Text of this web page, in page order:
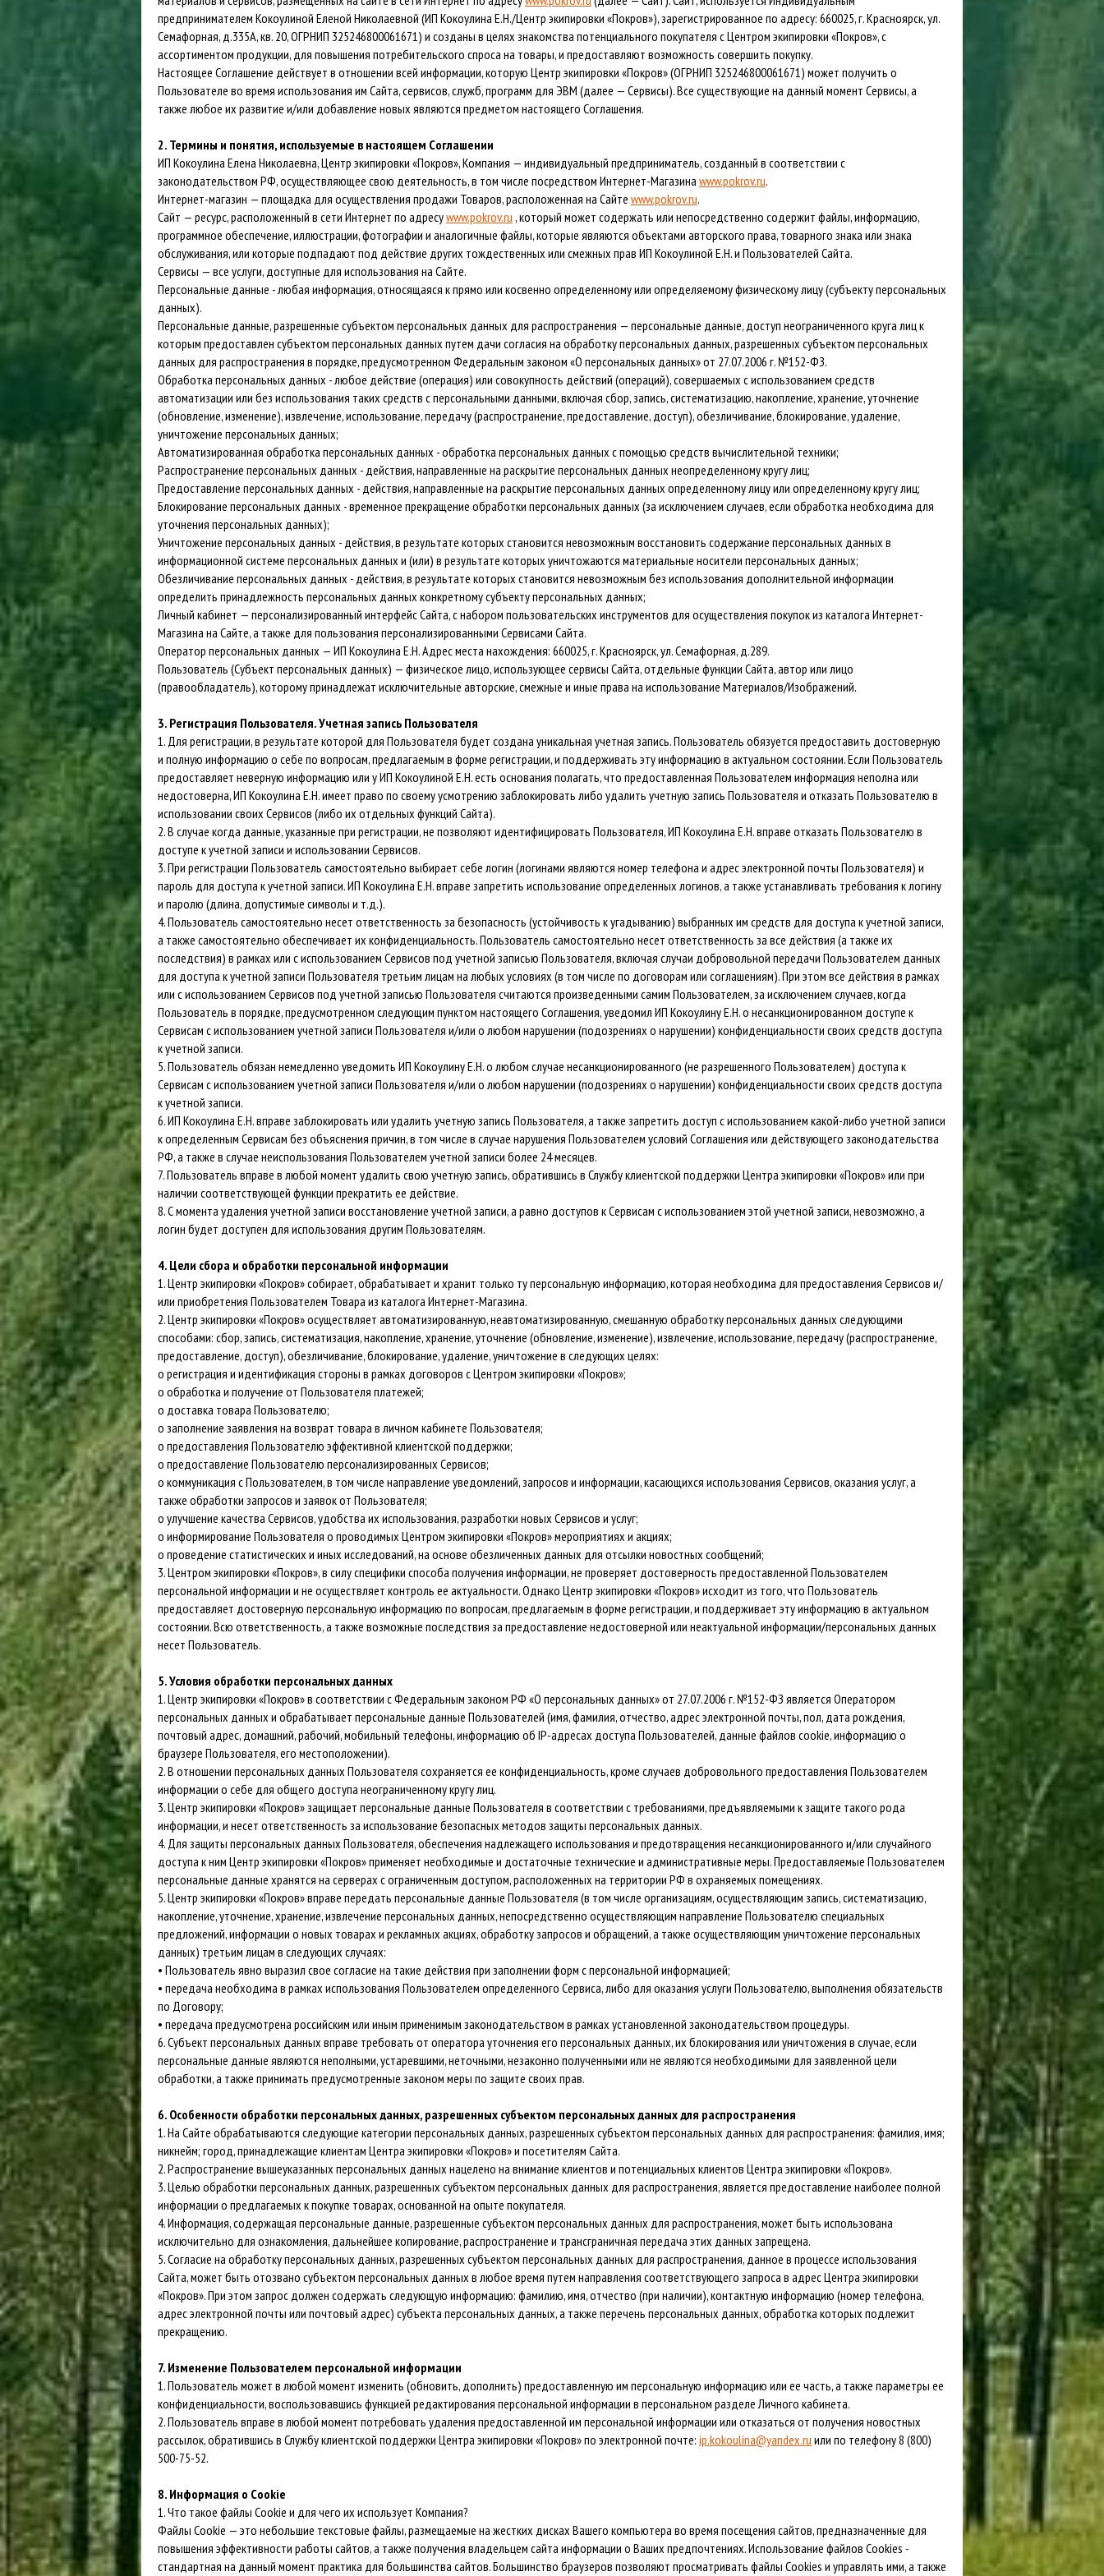
Куртки ветрозащитные
Куртки утепленные
БРЮКИ
ШортыБрюки летние
Брюки ветрозащитные
Брюки утепленные
МЕМБРАННАЯ ОДЕЖДА
Куртки мембранные
Брюки мембранные
ПЛАЩИ
Флисовые брюки
Флисовые кофты
ЖИЛЕТЫ
ТЕРМОБЕЛЬЕ
КОМБИНЕЗОНЫ
ТРУСЫ
ЮБКИ, ПЛАТЬЯ
ПАЛАТКИ
ТУРИСТИЧЕСКИЕ КОВРИКИ
СПАЛЬНЫЕ МЕШКИ
ПОСУДА
ОЧКИ
КЕМПИНГОВАЯ МЕБЕЛЬ
ИНСТРУМЕНТЫ
КОБУРЫ, ЧЕХЛЫ, РЕМНИ
КобурыОбложки, сумкиРемни
Чехлы
предпринимателем Кокоулиной Еленой Николаевной (ИП Кокоулина Е.Н./Центр экипировки «Покров»), зарегистрированное по адресу: 660025, г. Красноярск, ул.
Семафорная, д.335А, кв. 20, ОГРНИП 325246800061671) и созданы в целях знакомства потенциального покупателя с Центром экипировки «Покров», с
ассортиментом продукции, для повышения потребительского спроса на товары, и предоставляют возможность совершить покупку.
Настоящее Соглашение действует в отношении всей информации, которую Центр экипировки «Покров» (ОГРНИП 325246800061671) может получить о
Пользователе во время использования им Сайта, сервисов, служб, программ для ЭВМ (далее — Сервисы). Все существующие на данный момент Сервисы, а
также любое их развитие и/или добавление новых являются предметом настоящего Соглашения.
2. Термины и понятия, используемые в настоящем Соглашении
ИП Кокоулина Елена Николаевна, Центр экипировки «Покров», Компания — индивидуальный предприниматель, созданный в соответствии с
законодательством РФ, осуществляющее свою деятельность, в том числе посредством Интернет-Магазина www.pokrov.ru.
Интернет-магазин — площадка для осуществления продажи Товаров, расположенная на Сайте www.pokrov.ru.
Сайт — ресурс, расположенный в сети Интернет по адресуwww.pokrov.ru , который может содержать или непосредственно содержит файлы, информацию,
программное обеспечение, иллюстрации, фотографии и аналогичные файлы, которые являются объектами авторского права, товарного знака или знака
обслуживания, или которые подпадают под действие других тождественных или смежных прав ИП Кокоулиной Е.Н. и Пользователей Сайта.
Сервисы — все услуги, доступные для использования на Сайте.
Персональные данные - любая информация, относящаяся к прямо или косвенно определенному или определяемому физическому лицу (субъекту персональных
данных).
Персональные данные, разрешенные субъектом персональных данных для распространения — персональные данные, доступ неограниченного круга лиц к
которым предоставлен субъектом персональных данных путем дачи согласия на обработку персональных данных, разрешенных субъектом персональных
данных для распространения в порядке, предусмотренном Федеральным законом «О персональных данных» от 27.07.2006 г. №152-ФЗ.
Обработка персональных данных - любое действие (операция) или совокупность действий (операций), совершаемых с использованием средств
автоматизации или без использования таких средств с персональными данными, включая сбор, запись, систематизацию, накопление, хранение, уточнение
(обновление, изменение), извлечение, использование, передачу (распространение, предоставление, доступ), обезличивание, блокирование, удаление,
уничтожение персональных данных;
Автоматизированная обработка персональных данных - обработка персональных данных с помощью средств вычислительной техники;
Распространение персональных данных - действия, направленные на раскрытие персональных данных неопределенному кругу лиц;
Предоставление персональных данных - действия, направленные на раскрытие персональных данных определенному лицу или определенному кругу лиц;
Блокирование персональных данных - временное прекращение обработки персональных данных (за исключением случаев, если обработка необходима для
уточнения персональных данных);
Уничтожение персональных данных - действия, в результате которых становится невозможным восстановить содержание персональных данных в
информационной системе персональных данных и (или) в результате которых уничтожаются материальные носители персональных данных;
Обезличивание персональных данных - действия, в результате которых становится невозможным без использования дополнительной информации
определить принадлежность персональных данных конкретному субъекту персональных данных;
Личный кабинет — персонализированный интерфейс Сайта, с набором пользовательских инструментов для осуществления покупок из каталога Интернет-
Магазина на Сайте, а также для пользования персонализированными Сервисами Сайта.
Оператор персональных данных — ИП Кокоулина Е.Н. Адрес места нахождения: 660025, г. Красноярск, ул. Семафорная, д.289.
Пользователь (Субъект персональных данных) — физическое лицо, использующее сервисы Сайта, отдельные функции Сайта, автор или лицо
(правообладатель), которому принадлежат исключительные авторские, смежные и иные права на использование Материалов/Изображений.
3. Регистрация Пользователя. Учетная запись Пользователя
1. Для регистрации, в результате которой для Пользователя будет создана уникальная учетная запись. Пользователь обязуется предоставить достоверную
и полную информацию о себе по вопросам, предлагаемым в форме регистрации, и поддерживать эту информацию в актуальном состоянии. Если Пользователь
предоставляет неверную информацию или у ИП Кокоулиной Е.Н. есть основания полагать, что предоставленная Пользователем информация неполна или
недостоверна, ИП Кокоулина Е.Н. имеет право по своему усмотрению заблокировать либо удалить учетную запись Пользователя и отказать Пользователю в
использовании своих Сервисов (либо их отдельных функций Сайта).
2. В случае когда данные, указанные при регистрации, не позволяют идентифицировать Пользователя, ИП Кокоулина Е.Н. вправе отказать Пользователю в
доступе к учетной записи и использовании Сервисов.
3. При регистрации Пользователь самостоятельно выбирает себе логин (логинами являются номер телефона и адрес электронной почты Пользователя) и
пароль для доступа к учетной записи. ИП Кокоулина Е.Н. вправе запретить использование определенных логинов, а также устанавливать требования к логину
и паролю (длина, допустимые символы и т.д.).
4. Пользователь самостоятельно несет ответственность за безопасность (устойчивость к угадыванию) выбранных им средств для доступа к учетной записи,
а также самостоятельно обеспечивает их конфиденциальность. Пользователь самостоятельно несет ответственность за все действия (а также их
последствия) в рамках или с использованием Сервисов под учетной записью Пользователя, включая случаи добровольной передачи Пользователем данных
для доступа к учетной записи Пользователя третьим лицам на любых условиях (в том числе по договорам или соглашениям). При этом все действия в рамках
или с использованием Сервисов под учетной записью Пользователя считаются произведенными самим Пользователем, за исключением случаев, когда
Пользователь в порядке, предусмотренном следующим пунктом настоящего Соглашения, уведомил ИП Кокоулину Е.Н. о несанкционированном доступе к
Сервисам с использованием учетной записи Пользователя и/или о любом нарушении (подозрениях о нарушении) конфиденциальности своих средств доступа
к учетной записи.
5. Пользователь обязан немедленно уведомить ИП Кокоулину Е.Н. о любом случае несанкционированного (не разрешенного Пользователем) доступа к
Сервисам с использованием учетной записи Пользователя и/или о любом нарушении (подозрениях о нарушении) конфиденциальности своих средств доступа
к учетной записи.
6. ИП Кокоулина Е.Н. вправе заблокировать или удалить учетную запись Пользователя, а также запретить доступ с использованием какой-либо учетной записи
к определенным Сервисам без объяснения причин, в том числе в случае нарушения Пользователем условий Соглашения или действующего законодательства
РФ, а также в случае неиспользования Пользователем учетной записи более 24 месяцев.
7. Пользователь вправе в любой момент удалить свою учетную запись, обратившись в Службу клиентской поддержки Центра экипировки «Покров» или при
наличии соответствующей функции прекратить ее действие.
8. С момента удаления учетной записи восстановление учетной записи, а равно доступов к Сервисам с использованием этой учетной записи, невозможно, а
логин будет доступен для использования другим Пользователям.
4. Цели сбора и обработки персональной информации
1. Центр экипировки «Покров» собирает, обрабатывает и хранит только ту персональную информацию, которая необходима для предоставления Сервисов и/
или приобретения Пользователем Товара из каталога Интернет-Магазина.
2. Центр экипировки «Покров» осуществляет автоматизированную, неавтоматизированную, смешанную обработку персональных данных следующими
способами: сбор, запись, систематизация, накопление, хранение, уточнение (обновление, изменение), извлечение, использование, передачу (распространение,
предоставление, доступ), обезличивание, блокирование, удаление, уничтожение в следующих целях:
o регистрация и идентификация стороны в рамках договоров с Центром экипировки «Покров»;
o обработка и получение от Пользователя платежей;
o доставка товара Пользователю;
o заполнение заявления на возврат товара в личном кабинете Пользователя;
o предоставления Пользователю эффективной клиентской поддержки;
o предоставление Пользователю персонализированных Сервисов;
o коммуникация с Пользователем, в том числе направление уведомлений, запросов и информации, касающихся использования Сервисов, оказания услуг, а
также обработки запросов и заявок от Пользователя;
o улучшение качества Сервисов, удобства их использования, разработки новых Сервисов и услуг;
o информирование Пользователя о проводимых Центром экипировки «Покров» мероприятиях и акциях;
o проведение статистических и иных исследований, на основе обезличенных данных для отсылки новостных сообщений;
3. Центром экипировки «Покров», в силу специфики способа получения информации, не проверяет достоверность предоставленной Пользователем
персональной информации и не осуществляет контроль ее актуальности. Однако Центр экипировки «Покров» исходит из того, что Пользователь
предоставляет достоверную персональную информацию по вопросам, предлагаемым в форме регистрации, и поддерживает эту информацию в актуальном
состоянии. Всю ответственность, а также возможные последствия за предоставление недостоверной или неактуальной информации/персональных данных
несет Пользователь.
5. Условия обработки персональных данных
1. Центр экипировки «Покров» в соответствии с Федеральным законом РФ «О персональных данных» от 27.07.2006 г. №152-ФЗ является Оператором
персональных данных и обрабатывает персональные данные Пользователей (имя, фамилия, отчество, адрес электронной почты, пол, дата рождения,
почтовый адрес, домашний, рабочий, мобильный телефоны, информацию об IP-адресах доступа Пользователей, данные файлов cookie, информацию о
браузере Пользователя, его местоположении).
2. В отношении персональных данных Пользователя сохраняется ее конфиденциальность, кроме случаев добровольного предоставления Пользователем
информации о себе для общего доступа неограниченному кругу лиц.
3. Центр экипировки «Покров» защищает персональные данные Пользователя в соответствии с требованиями, предъявляемыми к защите такого рода
информации, и несет ответственность за использование безопасных методов защиты персональных данных.
4. Для защиты персональных данных Пользователя, обеспечения надлежащего использования и предотвращения несанкционированного и/или случайного
доступа к ним Центр экипировки «Покров» применяет необходимые и достаточные технические и административные меры. Предоставляемые Пользователем
персональные данные хранятся на серверах с ограниченным доступом, расположенных на территории РФ в охраняемых помещениях.
5. Центр экипировки «Покров» вправе передать персональные данные Пользователя (в том числе организациям, осуществляющим запись, систематизацию,
накопление, уточнение, хранение, извлечение персональных данных, непосредственно осуществляющим направление Пользователю специальных
предложений, информации о новых товарах и рекламных акциях, обработку запросов и обращений, а также осуществляющим уничтожение персональных
данных) третьим лицам в следующих случаях:
• Пользователь явно выразил свое согласие на такие действия при заполнении форм с персональной информацией;
• передача необходима в рамках использования Пользователем определенного Сервиса, либо для оказания услуги Пользователю, выполнения обязательств
по Договору;
• передача предусмотрена российским или иным применимым законодательством в рамках установленной законодательством процедуры.
6. Субъект персональных данных вправе требовать от оператора уточнения его персональных данных, их блокирования или уничтожения в случае, если
персональные данные являются неполными, устаревшими, неточными, незаконно полученными или не являются необходимыми для заявленной цели
обработки, а также принимать предусмотренные законом меры по защите своих прав.
6. Особенности обработки персональных данных, разрешенных субъектом персональных данных для распространения
1. На Сайте обрабатываются следующие категории персональных данных, разрешенных субъектом персональных данных для распространения: фамилия, имя;
никнейм; город, принадлежащие клиентам Центра экипировки «Покров» и посетителям Сайта.
2. Распространение вышеуказанных персональных данных нацелено на внимание клиентов и потенциальных клиентов Центра экипировки «Покров».
3. Целью обработки персональных данных, разрешенных субъектом персональных данных для распространения, является предоставление наиболее полной
информации о предлагаемых к покупке товарах, основанной на опыте покупателя.
4. Информация, содержащая персональные данные, разрешенные субъектом персональных данных для распространения, может быть использована
исключительно для ознакомления, дальнейшее копирование, распространение и трансграничная передача этих данных запрещена.
5. Согласие на обработку персональных данных, разрешенных субъектом персональных данных для распространения, данное в процессе использования
Сайта, может быть отозвано субъектом персональных данных в любое время путем направления соответствующего запроса в адрес Центра экипировки
«Покров». При этом запрос должен содержать следующую информацию: фамилию, имя, отчество (при наличии), контактную информацию (номер телефона,
адрес электронной почты или почтовый адрес) субъекта персональных данных, а также перечень персональных данных, обработка которых подлежит
прекращению.
7. Изменение Пользователем персональной информации
1. Пользователь может в любой момент изменить (обновить, дополнить) предоставленную им персональную информацию или ее часть, а также параметры ее
конфиденциальности, воспользовавшись функцией редактирования персональной информации в персональном разделе Личного кабинета.
2. Пользователь вправе в любой момент потребовать удаления предоставленной им персональной информации или отказаться от получения новостных
рассылок, обратившись в Службу клиентской поддержки Центра экипировки «Покров» по электронной почте: ip.kokoulina@yandex.ru или по телефону 8 (800)
500-75-52.
8. Информация о Сookie
1. Что такое файлы Cookie и для чего их использует Компания?
Файлы Cookie — это небольшие текстовые файлы, размещаемые на жестких дисках Вашего компьютера во время посещения сайтов, предназначенные для
повышения эффективности работы сайтов, а также получения владельцем сайта информации о Ваших предпочтениях. Использование файлов Cookies -
стандартная на данный момент практика для большинства сайтов. Большинство браузеров позволяют просматривать файлы Cookies и управлять ими, а также